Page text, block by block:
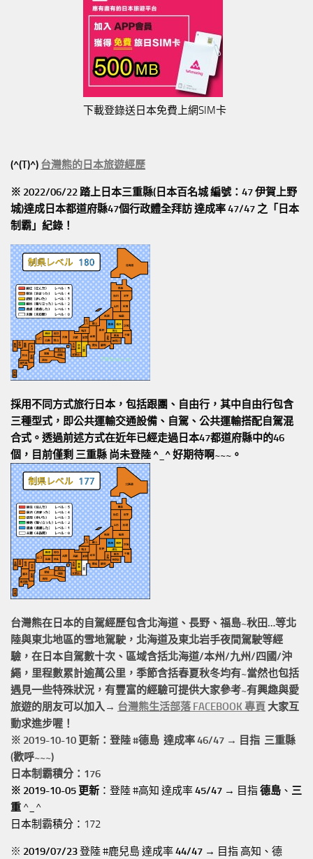
下載登錄送日本免費上網SIM卡
(^(T)^) 台灣熊的日本旅遊經歷
※ 2022/06/22 踏上日本三重縣(日本百名城 編號：47 伊賀上野
城)達成日本都道府縣47個行政體全拜訪達成率 47/47 之「日本
制霸」紀錄！
採用不同方式旅行日本，包括跟團、自由行，其中自由行包含
三種型式，即公共運輸交通設備、自駕、公共運輸搭配自駕混
合式。透過前述方式在近年已經走過日本47都道府縣中的46
個，目前僅剩 三重縣 尚未登陸 ^_^ 好期待啊~~~。
台灣熊在日本的 自駕經歷包含北海道、長野、福島~秋田…等北
陸與東北地區的雪地駕駛 ，北海道及東北岩手夜間駕駛等經
驗，在日本自駕數十次、區域含括北海道/本州/九州/四國/沖
繩， 里程數累計逾萬公里 ，季節含括春夏秋冬均有~當然也包括
遇見一些特殊狀況，有豐富的經驗可提供大家參考~有興趣與愛
旅遊的朋友可以加入→ 台灣熊生活部落 FACEBOOK 專頁 大家互
動求進步喔！
※ 2019-10-10 更新：登陸 #德島 達成率 46/47 → 目指 三重縣
(歡呼~~~)
日本制霸積分：176
※ 2019-10-05 更新 ：登陸 #高知 達成率45/47 → 目指德島 、 三
重 ^_^
日本制霸積分：172
※ 2019/07/23登陸 #鹿兒島 達成率44/47 → 目指 高知、德